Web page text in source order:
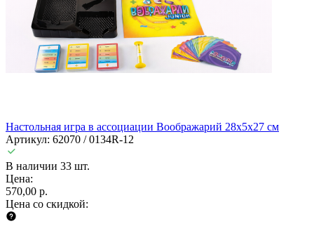
Настольная игра в ассоциации Воображарий 28х5х27 см
Артикул: 62070 / 0134R-12
В наличии 33 шт.
Цена:
570,00 р.
Цена со скидкой: